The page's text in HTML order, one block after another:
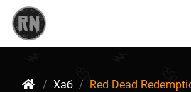
Хаб Red Dead